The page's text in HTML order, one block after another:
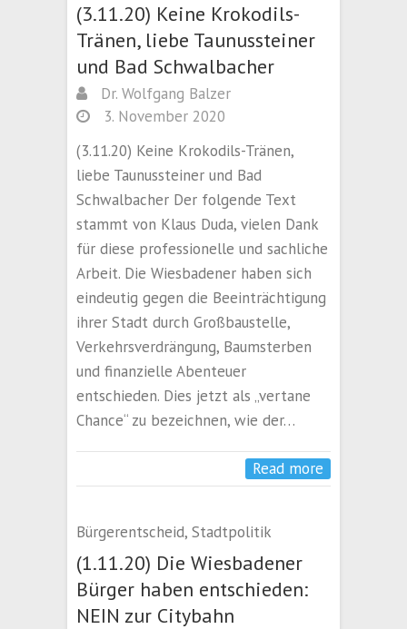
(3.11.20) Keine Krokodils-
Tränen, liebe Taunussteiner
und Bad Schwalbacher
Dr. Wolfgang Balzer
3. November 2020
(3.11.20) Keine Krokodils-Tränen,
liebe Taunussteiner und Bad
Schwalbacher Der folgende Text
stammt von Klaus Duda, vielen Dank
für diese professionelle und sachliche
Arbeit. Die Wiesbadener haben sich
eindeutig gegen die Beeinträchtigung
ihrer Stadt durch Großbaustelle,
Verkehrsverdrängung, Baumsterben
und finanzielle Abenteuer
entschieden. Dies jetzt als „vertane
Chance“ zu bezeichnen, wie der…
Read more
Bürgerentscheid, Stadtpolitik
(1.11.20) Die Wiesbadener
Bürger haben entschieden:
NEIN zur Citybahn